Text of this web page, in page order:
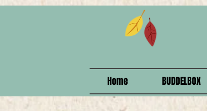
Home BUDDELBOX